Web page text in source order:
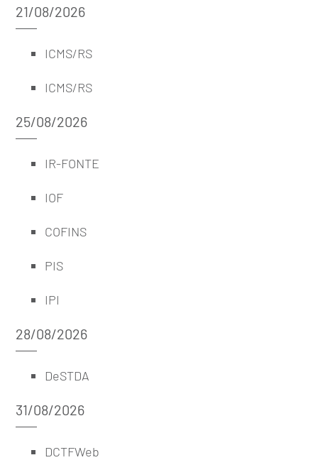
21/08/2026
ICMS/RS
ICMS/RS
25/08/2026
IR-FONTE
IOF
COFINS
PIS
IPI
28/08/2026
DeSTDA
31/08/2026
DCTFWeb